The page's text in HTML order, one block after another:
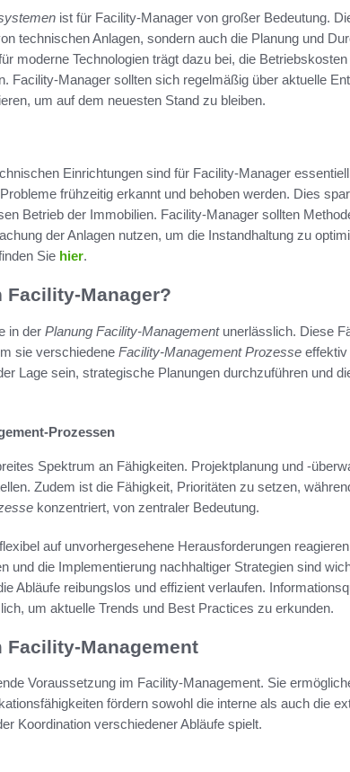
ist für Facility-Manager von großer Bedeutung.
technischen Anlagen, sondern auch die Planung und
moderne Technologien trägt dazu bei, die
Facility-Manager sollten sich regelmäßig über aktuelle
um auf dem neuesten Stand zu bleiben.
Einrichtungen sind für Facility-Manager
frühzeitig erkannt und behoben werden. Dies
Betrieb der Immobilien. Facility-Manager sollten
der Anlagen nutzen, um die Instandhaltung zu
Sie hier.
Manager?
in der Planung Facility-Managementunerlässlich. Diese
sie verschiedene Facility-Management Prozesse
Lage sein, strategische Planungen durchzuführen und
Prozessen
Spektrum an Fähigkeiten. Projektplanung und -
Zudem ist die Fähigkeit, Prioritäten zu setzen,
konzentriert, von zentraler Bedeutung.
auf unvorhergesehene Herausforderungen
und die Implementierung nachhaltiger Strategien sind
Abläufe reibungslos und effizient verlaufen.
um aktuelle Trends und Best Practices zu erkunden.
Management
Voraussetzung im Facility-Management. Sie
fördern sowohl die interne als auch die
Koordination verschiedener Abläufe spielt.